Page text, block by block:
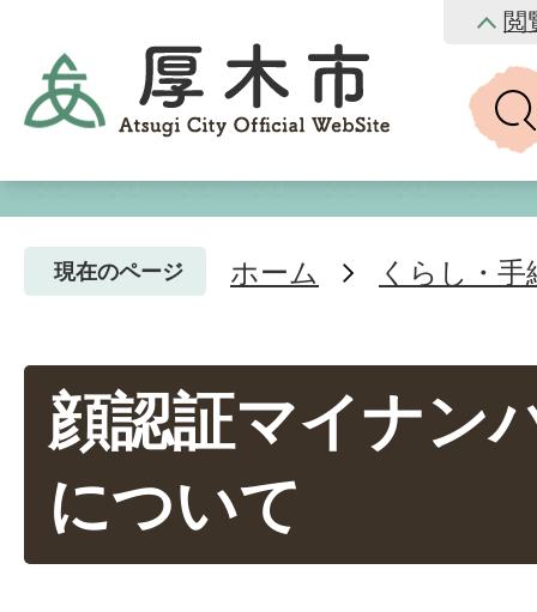
閲
現在のページ ホーム くらし・手
顔認証マイナン
について